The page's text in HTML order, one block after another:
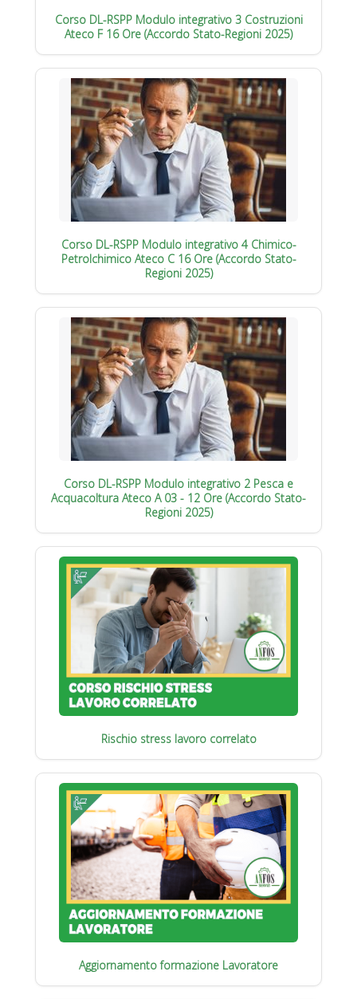
Corso DL-RSPP Modulo integrativo 3 Costruzioni
Ateco F 16 Ore (Accordo Stato-Regioni 2025)
Corso DL-RSPP Modulo integrativo 4 Chimico-
Petrolchimico Ateco C 16 Ore (Accordo Stato-
Regioni 2025)
Corso DL-RSPP Modulo integrativo 2 Pesca e
Acquacoltura Ateco A 03 - 12 Ore (Accordo Stato-
Regioni 2025)
Rischio stress lavoro correlato
Aggiornamento formazione Lavoratore